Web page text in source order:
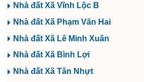
Nhà đất Xã Vĩnh Lộc B
Nhà đất Xã Phạm Văn Hai
Nhà đất Xã Lê Minh Xuân
Nhà đất Xã Bình Lợi
Nhà đất Xã Tân Nhựt